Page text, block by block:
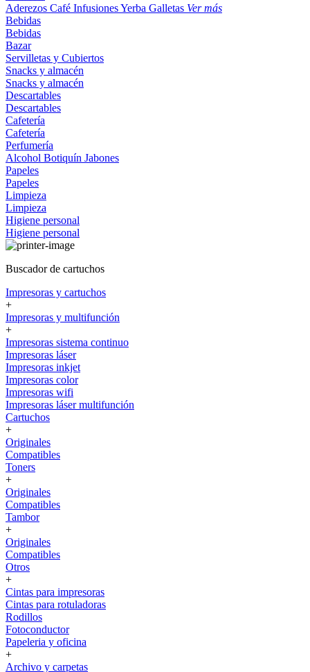
Aderezos Café InfusionesYerba Galletas Ver más
Bebidas
Bebidas
Bazar
Servilletas y Cubiertos
Snacks y almacén
Snacks y almacén
Descartables
Descartables
Cafetería
Cafetería
Perfumería
Alcohol Botiquín Jabones
Papeles
Papeles
Limpieza
Limpieza
Higiene personal
Higiene personal
Buscador de cartuchos
Impresoras y cartuchos
+
Impresoras y multifunción
+
Impresoras sistema continuo
Impresoras láser
Impresoras inkjet
Impresoras color
Impresoras wifi
Impresoras láser multifunción
Cartuchos
+
Originales
Compatibles
Toners
+
Originales
Compatibles
Tambor
+
Originales
Compatibles
Otros
+
Cintas para impresoras
Cintas para rotuladoras
Rodillos
Fotoconductor
Papeleria y oficina
+
Archivo y carpetas